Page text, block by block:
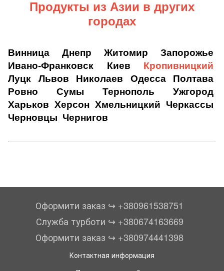
Продукты из Азии в других
городах
Винница Днепр Житомир
Запорожье
Ивано-Франковск
Киев
Кропивницкий
Луцк
Львов Николаев Одесса
Полтава
Ровно
Сумы Тернополь
Ужгород
Харьков Херсон Хмельницкий
Черкассы
Черновцы Чернигов
Оформити заказ ↪︎ +380961538751
Служба турботи ↪︎ +380674163669
Оформити заказ ↪︎ +380974441398
Контактная информация